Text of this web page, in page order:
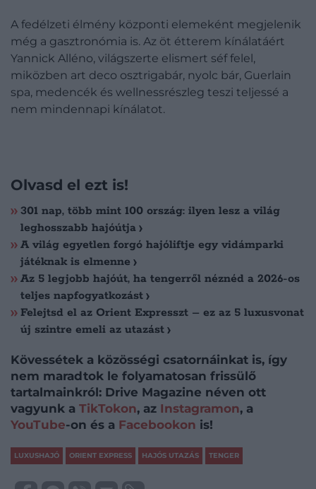
A fedélzeti élmény központi elemeként megjelenik
még a gasztronómia is. Az öt étterem kínálatáért
Yannick Alléno, világszerte elismert séf felel,
miközben art deco osztrigabár, nyolc bár, Guerlain
spa, medencék és wellnessrészleg teszi teljessé a
nem mindennapi kínálatot.
Olvasd el ezt is!
301 nap, több mint 100 ország: ilyen lesz a világ
leghosszabb hajóútja
A világ egyetlen forgó hajóliftje egy vidámparki
játéknak is elmenne
Az 5 legjobb hajóút, ha tengerről néznéd a 2026-os
teljes napfogyatkozást
Felejtsd el az Orient Expresszt – ez az 5 luxusvonat
új szintre emeli az utazást
Kövessétek a közösségi csatornáinkat is, így
nem maradtok le folyamatosan frissülő
tartalmainkról: Drive Magazine néven ott
vagyunk a TikTokon, az Instagramon, a
YouTube-on és a Facebookon is!
LUXUSHAJÓ ORIENT EXPRESS HAJÓS UTAZÁS TENGER